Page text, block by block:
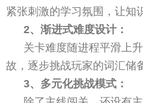
紧张刺激的学习氛围，让知
2、渐进式难度设计：
关卡难度随进程平滑上
故，逐步挑战玩家的词汇储
3、多元化挑战模式：